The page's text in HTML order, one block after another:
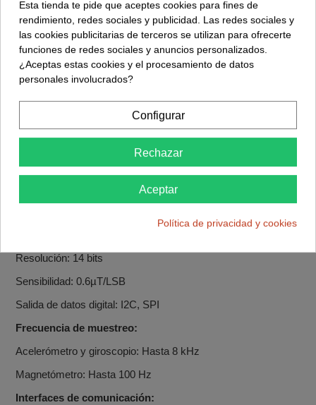
Resolución: 16 bits
Sensibilidad: 16384 LSB/g
Salida de datos digital: I2C, SPI
Giroscopio:
Rango de velocidad angular programable: ±250°/s, ±500°/s,
Resolución: 16 bits
Sensibilidad: 131 LSB/°/s
Salida de datos digital: I2C, SPI
Resolución: 14 bits
Sensibilidad: 0.6µT/LSB
Salida de datos digital: I2C, SPI
Frecuencia de muestreo:
Acelerómetro y giroscopio: Hasta 8 kHz
Magnetómetro: Hasta 100 Hz
Interfaces de comunicación:
Esta tienda te pide que aceptes cookies para fines de
rendimiento, redes sociales y publicidad. Las redes sociales y
las cookies publicitarias de terceros se utilizan para ofrecerte
funciones de redes sociales y anuncios personalizados.
¿Aceptas estas cookies y el procesamiento de datos
personales involucrados?
Configurar
Rechazar
Aceptar
Política de privacidad y cookies